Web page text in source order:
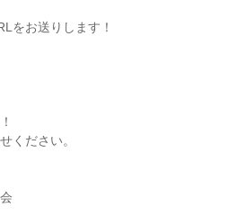
をお送りします！
ください。